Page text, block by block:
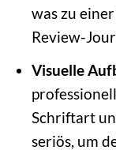
was zu
Review-
Visuelle
Schriftart
seriös, um